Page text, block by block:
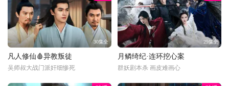
30集全
凡人修仙🩸异教叛徒
吴师叔大战门派奸细惨死
29集全
月鳞绮纪·连环挖心案
群妖剧本杀 画皮难画心